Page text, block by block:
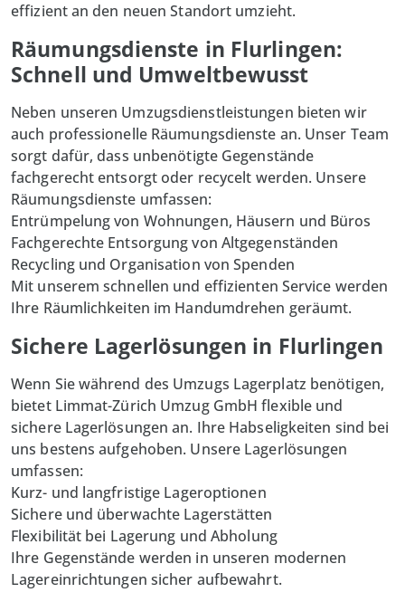
effizient an den neuen Standort umzieht.
Räumungsdienste in Flurlingen:
Schnell und Umweltbewusst
Neben unseren Umzugsdienstleistungen bieten wir
auch professionelle Räumungsdienste an. Unser Team
sorgt dafür, dass unbenötigte Gegenstände
fachgerecht entsorgt oder recycelt werden. Unsere
Räumungsdienste umfassen:
Entrümpelung von Wohnungen, Häusern und Büros
Fachgerechte Entsorgung von Altgegenständen
Recycling und Organisation von Spenden
Mit unserem schnellen und effizienten Service werden
Ihre Räumlichkeiten im Handumdrehen geräumt.
Sichere Lagerlösungen in Flurlingen
Wenn Sie während des Umzugs Lagerplatz benötigen,
bietet Limmat-Zürich Umzug GmbH flexible und
sichere Lagerlösungen an. Ihre Habseligkeiten sind bei
uns bestens aufgehoben. Unsere Lagerlösungen
umfassen:
Kurz- und langfristige Lageroptionen
Sichere und überwachte Lagerstätten
Flexibilität bei Lagerung und Abholung
Ihre Gegenstände werden in unseren modernen
Lagereinrichtungen sicher aufbewahrt.